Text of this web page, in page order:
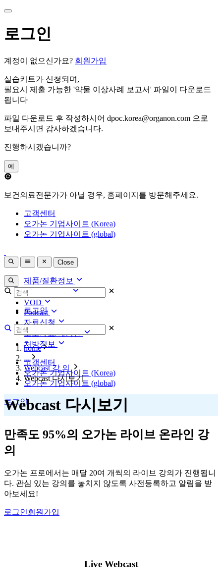
로그인
계정이 없으신가요? 회원가입
실습키트가 신청되며,
필요시 제출 가능한 '약물 이상사례 보고서' 파일이 다운로드
됩니다
파일 다운로드 후 작성하시어 dpoc.korea@organon.com 으로
보내주시면 감사하겠습니다.
진행하시겠습니까?
예
보건의료전문가가 아닐 경우, 홈페이지를 방문해주세요.
고객센터
오가논 기업사이트 (Korea)
오가논 기업사이트 (global)
Close
제품/질환정보
제품/질환정보
이상지질혈증
고혈압
편두통
알레르기 비염 & 천식
골다공증
남성형 탈모
피임
Webcast 강 의
Webcast 강 의
Webcast 라이브
VOD
VOD
VOD
Podcast
Podcast
Podcast VOD
자료신청
자료신청
자료신청
보도자료/매거진
보도자료/매거진
여성건강 VOICE
인터뷰
처방정보
처방정보
이상지질혈증
고혈압
알레르기 비염 & 천식
골다공증
남성형 탈모
양성 전립샘 비대증
고객센터
오가논 기업사이트 (Korea)
오가논 기업사이트 (global)
로그인
로그인
home
...
Webcast 강 의
Webcast 다시보기
Webcast 다시보기
만족도 95%의 오가논 라이브 온라인 강
의
오가논 프로에서는 매달 20여 개씩의 라이브 강의가 진행됩니
다. 관심 있는 강의를 놓치지 않도록 사전등록하고 알림을 받
아보세요!
로그인회원가입
Live Webcast